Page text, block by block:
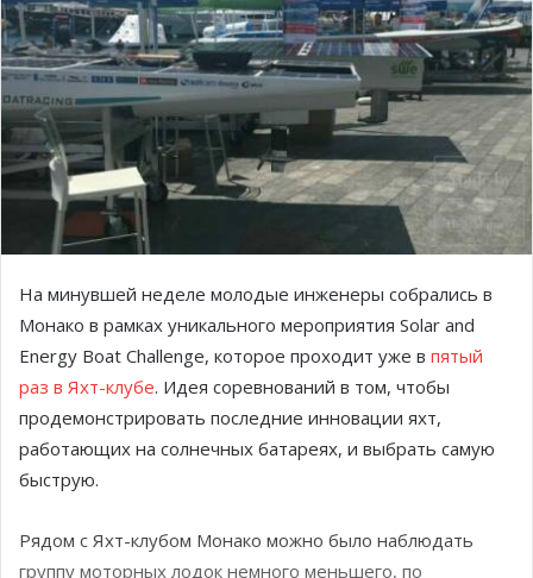
На минувшей неделе молодые инженеры собрались в
Монако в рамках уникального мероприятия Solar and
Energy Boat Challenge, которое проходит уже в пятый
раз в Яхт-клубе. Идея соревнований в том, чтобы
продемонстрировать последние инновации яхт,
работающих на солнечных батареях, и выбрать самую
быструю.
Рядом с Яхт-клубом Монако можно было наблюдать
группу моторных лодок немного меньшего, по